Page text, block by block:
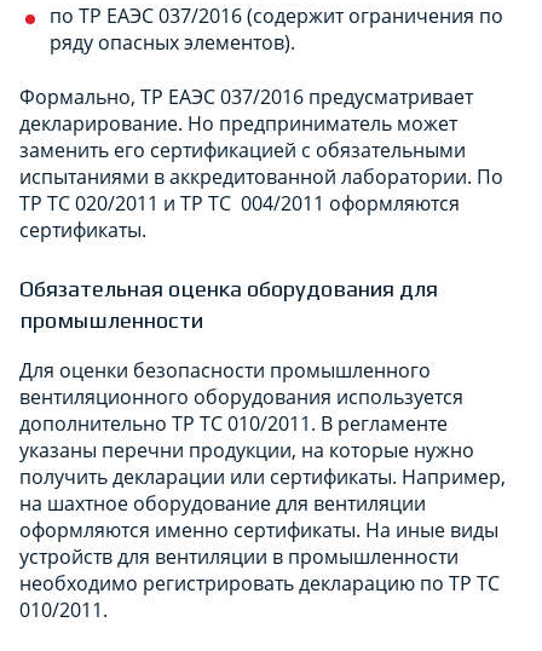
по ТР ЕАЭС 037/2016 (содержит ограничения по
ряду опасных элементов).
Формально, ТР ЕАЭС 037/2016 предусматривает
декларирование. Но предприниматель может
заменить его сертификацией с обязательными
испытаниями в аккредитованной лаборатории. По
ТР ТС 020/2011 и ТР ТС 004/2011 оформляются
сертификаты.
Обязательная оценка оборудования для
промышленности
Для оценки безопасности промышленного
вентиляционного оборудования используется
дополнительно ТР ТС 010/2011. В регламенте
указаны перечни продукции, на которые нужно
получить декларации или сертификаты. Например,
на шахтное оборудование для вентиляции
оформляются именно сертификаты. На иные виды
устройств для вентиляции в промышленности
необходимо регистрировать декларацию по ТР ТС
010/2011.